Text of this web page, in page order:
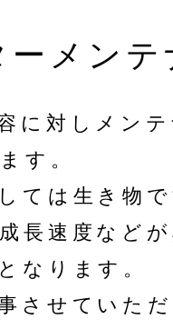
ーメン
に対しメン
す。
ては生き物
長速度など
なります。
させていた